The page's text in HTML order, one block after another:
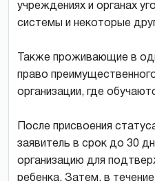
учреждениях и органах
системы и некоторые
Также проживающие в
право
организации, где
После присвоения
заявитель в срок до 30
организацию для
ребенка. Затем, в